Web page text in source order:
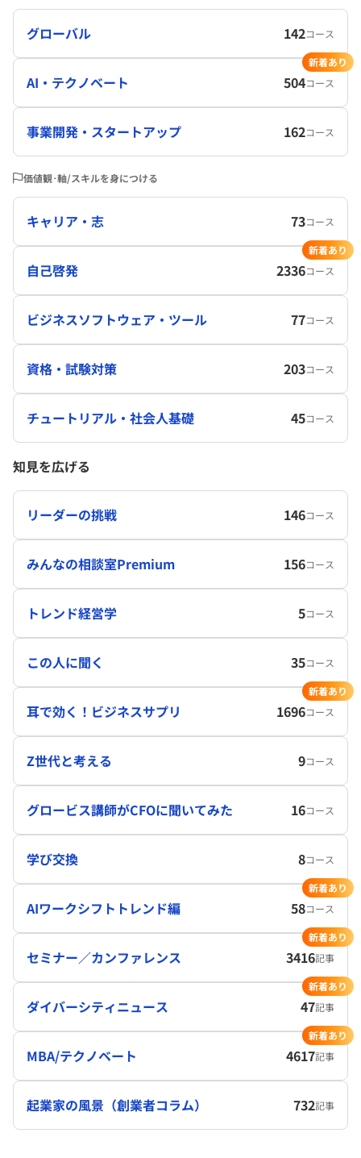
グローバル 142コース
AI・テクノベート 504コース
新着あり
事業開発・スタートアップ 162コース
価値観･軸/スキルを身につける
キャリア・志 73コース
自己啓発 2336コース
新着あり
ビジネスソフトウェア・ツール 77コース
資格・試験対策 203コース
チュートリアル・社会人基礎 45コース
知見を広げる
リーダーの挑戦 146コース
みんなの相談室Premium 156コース
トレンド経営学 5コース
この人に聞く 35コース
耳で効く！ビジネスサプリ 1696コース
新着あり
Z世代と考える 9コース
グロービス講師がCFOに聞いてみた 16コース
学び交換 8コース
AIワークシフトトレンド編 58コース
新着あり
セミナー／カンファレンス 3416記事
新着あり
ダイバーシティニュース 47記事
新着あり
MBA/テクノベート 4617記事
新着あり
起業家の風景（創業者コラム） 732記事